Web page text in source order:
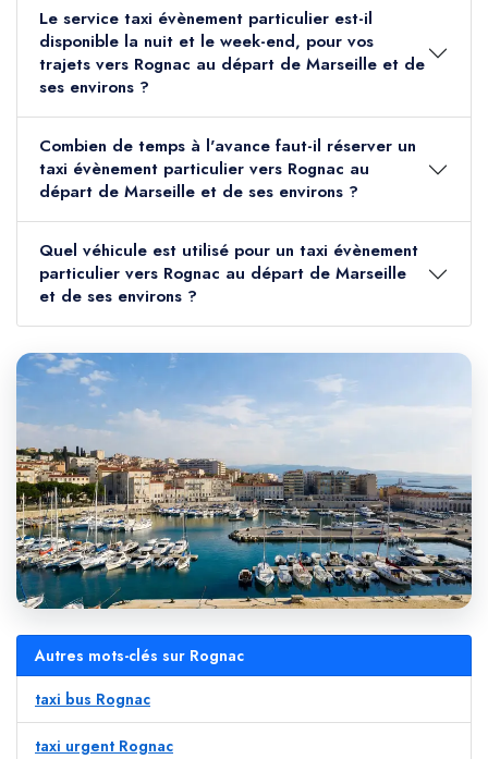
Le service taxi évènement particulier est-il
disponible la nuit et le week-end, pour vos
trajets vers Rognac au départ de Marseille et de
ses environs ?
Combien de temps à l'avance faut-il réserver un
taxi évènement particulier vers Rognac au
départ de Marseille et de ses environs ?
Quel véhicule est utilisé pour un taxi évènement
particulier vers Rognac au départ de Marseille
et de ses environs ?
Autres mots-clés sur Rognac
taxi bus Rognac
taxi urgent Rognac